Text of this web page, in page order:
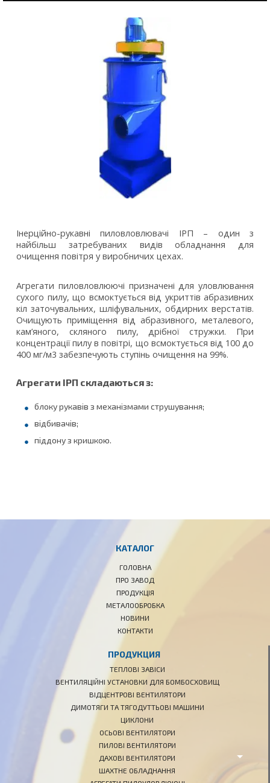
Інерційно-рукавні пиловловлювачі ІРП – один з
найбільш затребуваних видів обладнання для
очищення повітря у виробничих цехах.
Агрегати пиловловлюючі призначені для уловлювання
сухого пилу, що всмоктується від укриттів абразивних
кіл заточувальних, шліфувальних, обдирних верстатів.
Очищують приміщення від абразивного, металевого,
кам’яного, скляного пилу, дрібної стружки. При
концентрації пилу в повітрі, що всмоктується від 100 до
400 мг/м3 забезпечують ступінь очищення на 99%.
Агрегати ІРП складаються з:
блоку рукавів з механізмами струшування;
відбивачів;
піддону з кришкою.
КАТАЛОГ
ГОЛОВНА
ПРО ЗАВОД
ПРОДУКЦІЯ
МЕТАЛООБРОБКА
НОВИНИ
КОНТАКТИ
ПРОДУКЦИЯ
ТЕПЛОВІ ЗАВІСИ
ВЕНТИЛЯЦІЙНІ УСТАНОВКИ ДЛЯ БОМБОСХОВИЩ
ВІДЦЕНТРОВІ ВЕНТИЛЯТОРИ
ДИМОТЯГИ ТА ТЯГОДУТТЬОВІ МАШИНИ
ЦИКЛОНИ
ОСЬОВІ ВЕНТИЛЯТОРИ
ПИЛОВІ ВЕНТИЛЯТОРИ
ДАХОВІ ВЕНТИЛЯТОРИ
ШАХТНЕ ОБЛАДНАННЯ